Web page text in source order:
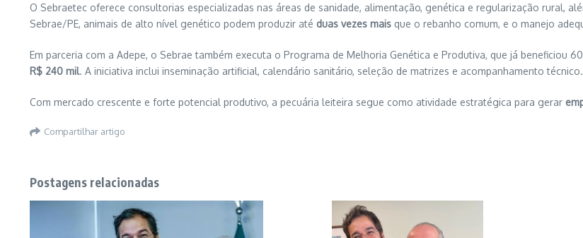
O Sebraetec oferece consultorias especializadas nas áreas de sanidade, alimentação, genética e regularização rural,
Sebrae/PE, animais de alto nível genético podem produzir até duas vezes mais que o rebanho comum, e o manejo
Em parceria com a Adepe, o Sebrae também executa o Programa de Melhoria Genética e Produtiva, que já beneficiou
R$ 240 mil. A iniciativa inclui inseminação artificial, calendário sanitário, seleção de matrizes e acompanhamento técnico.
Com mercado crescente e forte potencial produtivo, a pecuária leiteira segue como atividade estratégica para gerar
Compartilhar artigo
Postagens relacionadas